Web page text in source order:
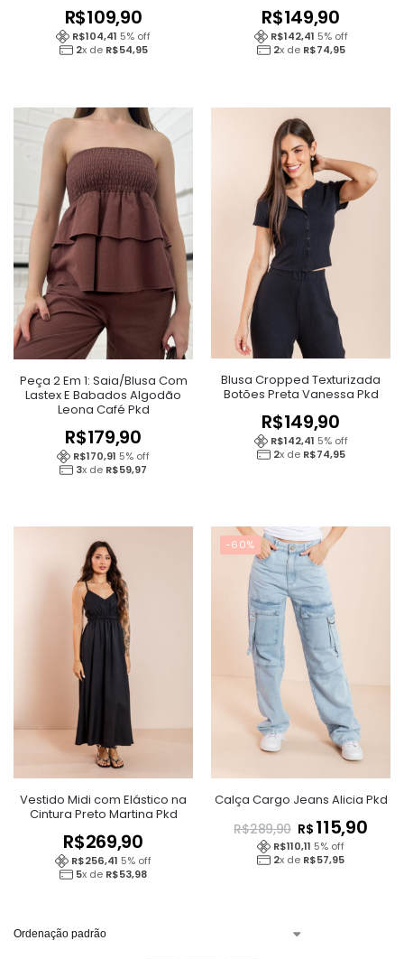
R$109,90
R$104,41 5% off
2x de R$54,95
R$149,90
R$142,41 5% off
2x de R$74,95
Peça 2 Em 1: Saia/Blusa Com
Lastex E Babados Algodão
Leona Café Pkd
R$179,90
R$170,91 5% off
3x de R$59,97
Blusa Cropped Texturizada
Botões Preta Vanessa Pkd
R$149,90
R$142,41 5% off
2x de R$74,95
Vestido Midi com Elástico na
Cintura Preto Martina Pkd
R$269,90
R$256,41 5% off
5x de R$53,98
-60%
Calça Cargo Jeans Alicia Pkd
R$289,90 R$ 115,90
R$110,11 5% off
2x de R$57,95